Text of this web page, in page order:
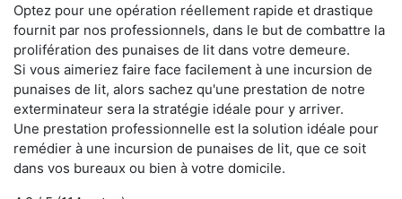
Optez pour une opération réellement rapide et drastique
fournit par nos professionnels, dans le but de combattre la
prolifération des punaises de lit dans votre demeure.
Si vous aimeriez faire face facilement à une incursion de
punaises de lit, alors sachez qu'une prestation de notre
exterminateur sera la stratégie idéale pour y arriver.
Une prestation professionnelle est la solution idéale pour
remédier à une incursion de punaises de lit, que ce soit
dans vos bureaux ou bien à votre domicile.